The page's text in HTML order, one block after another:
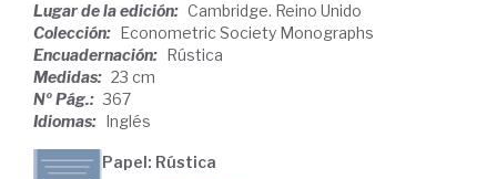
Lugar de la edición: Cambridge. Reino Unido
Colección: Econometric Society Monographs
Encuadernación: Rústica
Medidas: 23 cm
Nº Pág.: 367
Idiomas: Inglés
Papel: Rústica